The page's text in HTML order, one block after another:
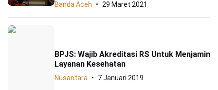
Banda Aceh 29 Maret 2021
BPJS: Wajib Akreditasi RS Untuk Menjamin
Layanan Kesehatan
Nusantara 7 Januari 2019